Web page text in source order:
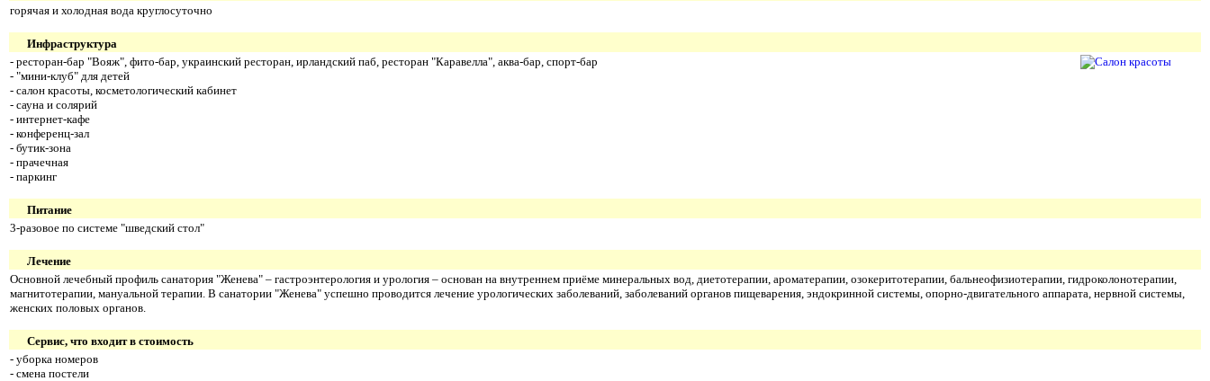
горячая и холодная вода круглосуточно
Инфраструктура
- ресторан-бар "Вояж", фито-бар, украинский ресторан, ирландский паб, ресторан "Каравелла", аква-бар, спорт-бар
- "мини-клуб" для детей
- салон красоты, косметологический кабинет
- сауна и солярий
- интернет-кафе
- конференц-зал
- бутик-зона
- прачечная
- паркинг
Питание
3-разовое по системе "шведский стол"
Лечение
Основной лечебный профиль санатория "Женева" – гастроэнтерология и урология – основан на внутреннем приёме минеральных вод, диетотерапии, ароматерапии, озокеритотерапии, бальнеофизиотерапии, гидроколонотерапии,
магнитотерапии, мануальной терапии. В санатории "Женева" успешно проводится лечение урологических заболеваний, заболеваний органов пищеварения, эндокринной системы, опорно-двигательного аппарата, нервной системы,
женских половых органов.
Сервис, что входит в стоимость
- уборка номеров
- смена постели